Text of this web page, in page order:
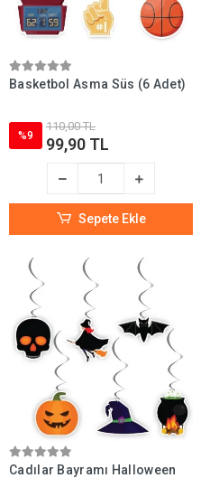
Basketbol Asma Süs (6 Adet)
%9
110,00 TL
99,90 TL
Sepete Ekle
Cadılar Bayramı Halloween